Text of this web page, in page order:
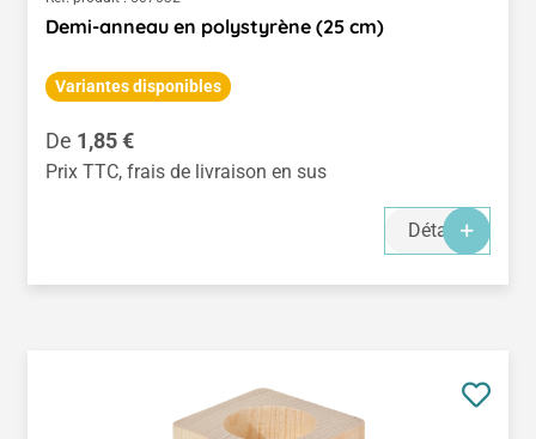
Demi-anneau en polystyrène (25 cm)
Variantes disponibles
Prix régulier :
De 1,85 €
Prix TTC, frais de livraison en sus
Détails